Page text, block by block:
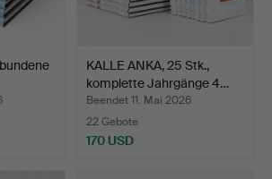
KALLE ANKA, 25 Stk.,
komplette Jahrgänge 4…
Beendet 11. Mai 2026
22 Gebote
170 USD